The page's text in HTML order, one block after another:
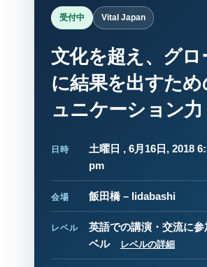
受付中 Vital Japan
文化を超え、グロ
に結果を出すため
ュニケーション力
日時
土曜日 , 6月16日, 2018
pm
会場 飯田橋 – Iidabashi
レベル
英語での講演・交流に参
ベル
レベルの詳細